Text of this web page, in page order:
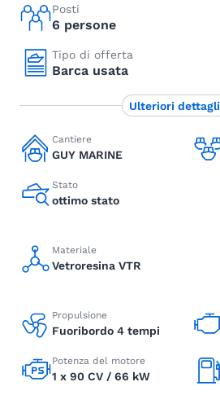
Posti
6 persone
Tipo di offerta
Barca usata
Cantiere
GUY MARINE
Stato
ottimo stato
Materiale
Vetroresina VTR
Propulsione
Fuoribordo 4 tempi
Potenza del motore
1 x 90 CV / 66 kW
Ulteriori dettagli